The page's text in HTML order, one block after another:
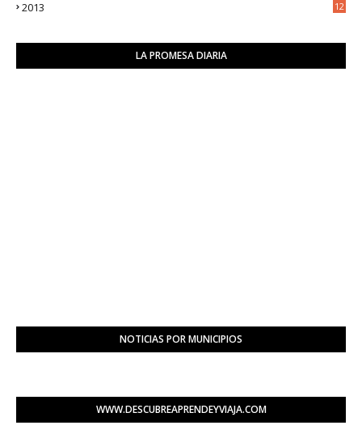
2013
12
LA PROMESA DIARIA
NOTICIAS POR MUNICIPIOS
WWW.DESCUBREAPRENDEYVIAJA.COM